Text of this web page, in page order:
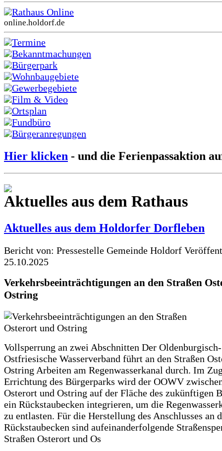
Rathaus Online
online.holdorf.de
Termine
Bekanntmachungen
Bürgerpark
Wohnbaugebiete
Gewerbegebiete
Film & Video
Ortsplan
Fundbüro
Bürgeranregungen
Hier klicken - und die Ferienpassaktion
Aktuelles aus dem Rathaus
Aktuelles aus dem Holdorfer Dorfleben
Bericht von: Pressestelle Gemeinde Holdorf
25.10.2025
Verkehrsbeeinträchtigungen an den Straßen
Ostring
Vollsperrung an zwei Abschnitten Der Oldenburgisch-
Ostfriesische Wasserverband führt an den Straßen
Ostring Arbeiten am Regenwasserkanal durch. Im
Errichtung des Bürgerparks wird der OOWV
Osterort und Ostring auf der Fläche des zukünftigen
ein Rückstaubecken integrieren, um die
zu entlasten. Für die Herstellung des Anschlusses an
Rückstaubecken sind aufeinanderfolgende
Straßen Osterort und Os